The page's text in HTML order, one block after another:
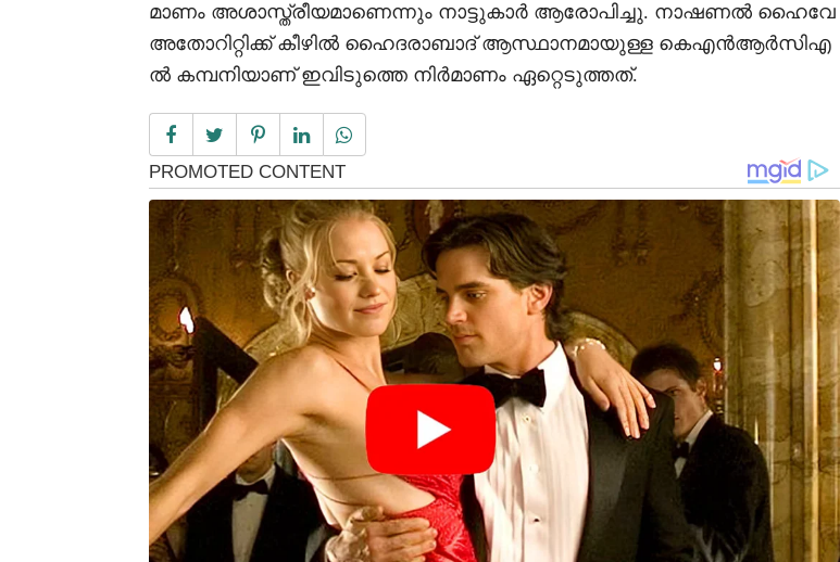
മാണം അശാസ്ത്രീയമാണെന്നും നാട്ടുകാർ ആരോപിച്ചു. നാഷണൽ ഹൈവേ
അതോറിറ്റിക്ക് കീഴിൽ ഹൈദരാബാദ് ആസ്ഥാനമായുള്ള കെഎൻആർസിഎ
ൽ കമ്പനിയാണ് ഇവിടുത്തെ നിർമാണം ഏറ്റെടുത്തത്.